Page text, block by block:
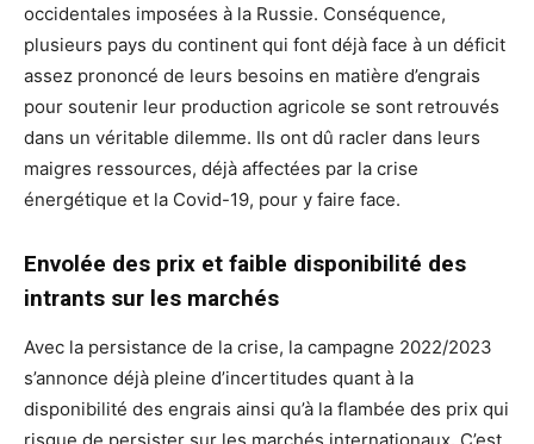
occidentales imposées à la Russie. Conséquence,
plusieurs pays du continent qui font déjà face à un déficit
assez prononcé de leurs besoins en matière d’engrais
pour soutenir leur production agricole se sont retrouvés
dans un véritable dilemme. Ils ont dû racler dans leurs
maigres ressources, déjà affectées par la crise
énergétique et la Covid-19, pour y faire face.
Envolée des prix et faible disponibilité des
intrants sur les marchés
Avec la persistance de la crise, la campagne 2022/2023
s’annonce déjà pleine d’incertitudes quant à la
disponibilité des engrais ainsi qu’à la flambée des prix qui
risque de persister sur les marchés internationaux. C’est